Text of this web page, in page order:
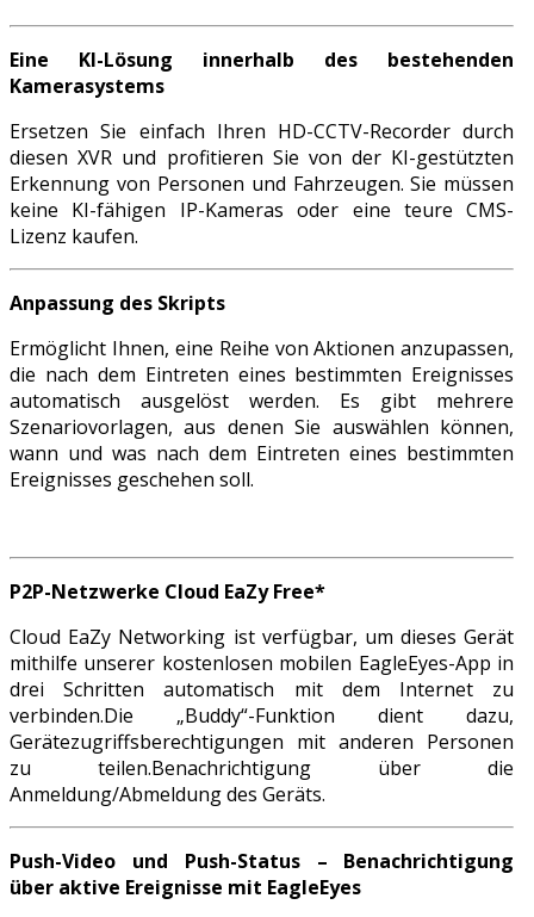
Eine KI-Lösung innerhalb des bestehenden
Kamerasystems
Ersetzen Sie einfach Ihren HD-CCTV-Recorder durch
diesen XVR und profitieren Sie von der KI-gestützten
Erkennung von Personen und Fahrzeugen. Sie müssen
keine KI-fähigen IP-Kameras oder eine teure CMS-
Lizenz kaufen.
Anpassung des Skripts
Ermöglicht Ihnen, eine Reihe von Aktionen anzupassen,
die nach dem Eintreten eines bestimmten Ereignisses
automatisch ausgelöst werden. Es gibt mehrere
Szenariovorlagen, aus denen Sie auswählen können,
wann und was nach dem Eintreten eines bestimmten
Ereignisses geschehen soll.
P2P-Netzwerke Cloud EaZy Free*
Cloud EaZy Networking ist verfügbar, um dieses Gerät
mithilfe unserer kostenlosen mobilen EagleEyes-App in
drei Schritten automatisch mit dem Internet zu
verbinden.Die „Buddy“-Funktion dient dazu,
Gerätezugriffsberechtigungen mit anderen Personen
zu teilen.Benachrichtigung über die
Anmeldung/Abmeldung des Geräts.
Push-Video und Push-Status – Benachrichtigung
über aktive Ereignisse mit EagleEyes